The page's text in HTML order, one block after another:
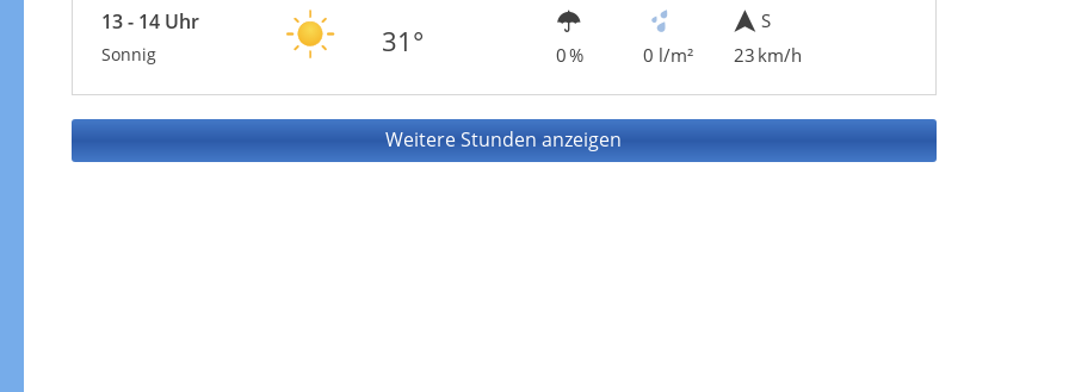
13 - 14 Uhr
Sonnig 31° 0 % 0 l/m²
S
23 km/h
Weitere Stunden anzeigen